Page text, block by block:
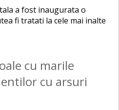
a fost inaugurata o
fi tratati la cele mai inalte
cu marile
cu arsuri